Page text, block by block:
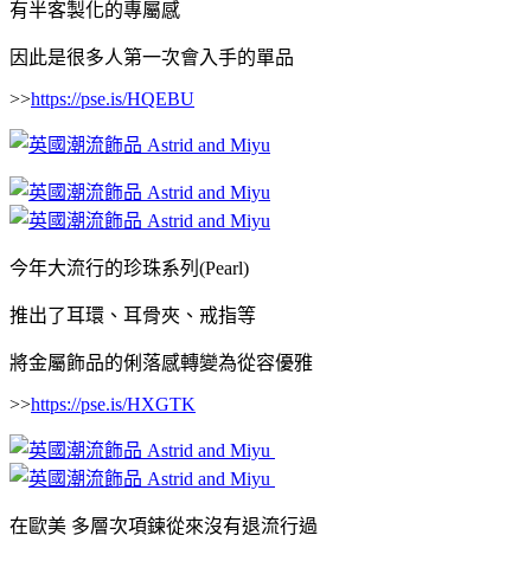
有半客製化的專屬感
因此是很多人第一次會入手的單品
>>https://pse.is/HQEBU
今年大流行的珍珠系列(Pearl)
推出了耳環、耳骨夾、戒指等
將金屬飾品的俐落感轉變為從容優雅
>>https://pse.is/HXGTK
在歐美 多層次項鍊從來沒有退流行過